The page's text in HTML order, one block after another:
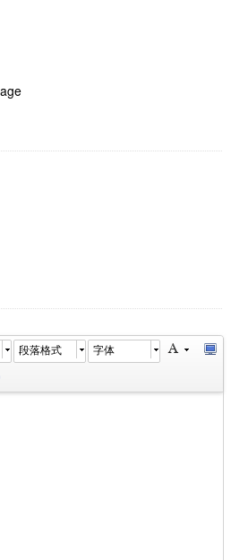
段落格式 字体